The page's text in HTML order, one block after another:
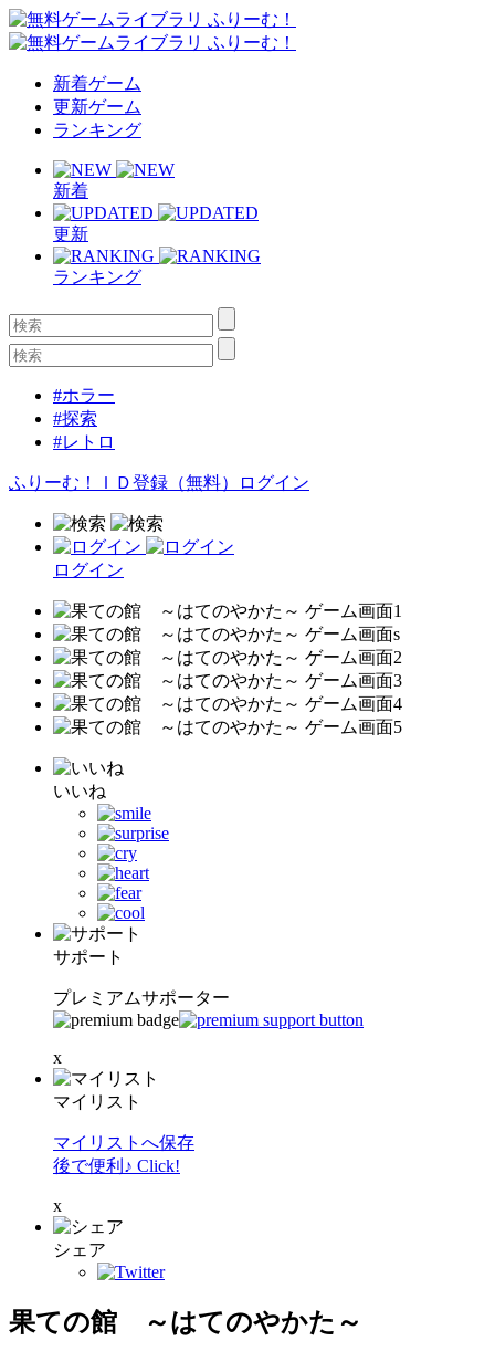
新着ゲーム
更新ゲーム
ランキング
新着
更新
ランキング
#ホラー
#探索
#レトロ
ふりーむ！ＩＤ登録（無料） ログイン
ログイン
いいね
サポート
プレミアムサポーター
x
マイリスト
マイリストへ保存
後で便利♪ Click!
x
シェア
果ての館 ～はてのやかた～